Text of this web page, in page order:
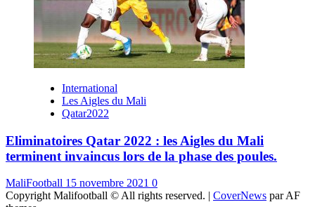
International
Les Aigles du Mali
Qatar2022
Eliminatoires Qatar 2022 : les Aigles du Mali
terminent invaincus lors de la phase des poules.
MaliFootball 15 novembre 2021 0
Copyright Malifootball © All rights reserved. | CoverNews par AF